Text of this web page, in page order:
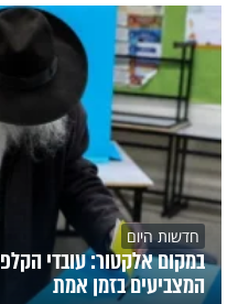
חדשות היום
במקום אלקטור: עובדי
המצביעים בזמן אמת